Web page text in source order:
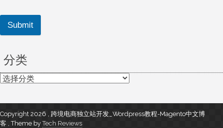
Submit
分类
分
Copyright 2026 , 跨境电商独立站开发_Wordpress教程-Magento中文博
客 ,Theme byTech Reviews